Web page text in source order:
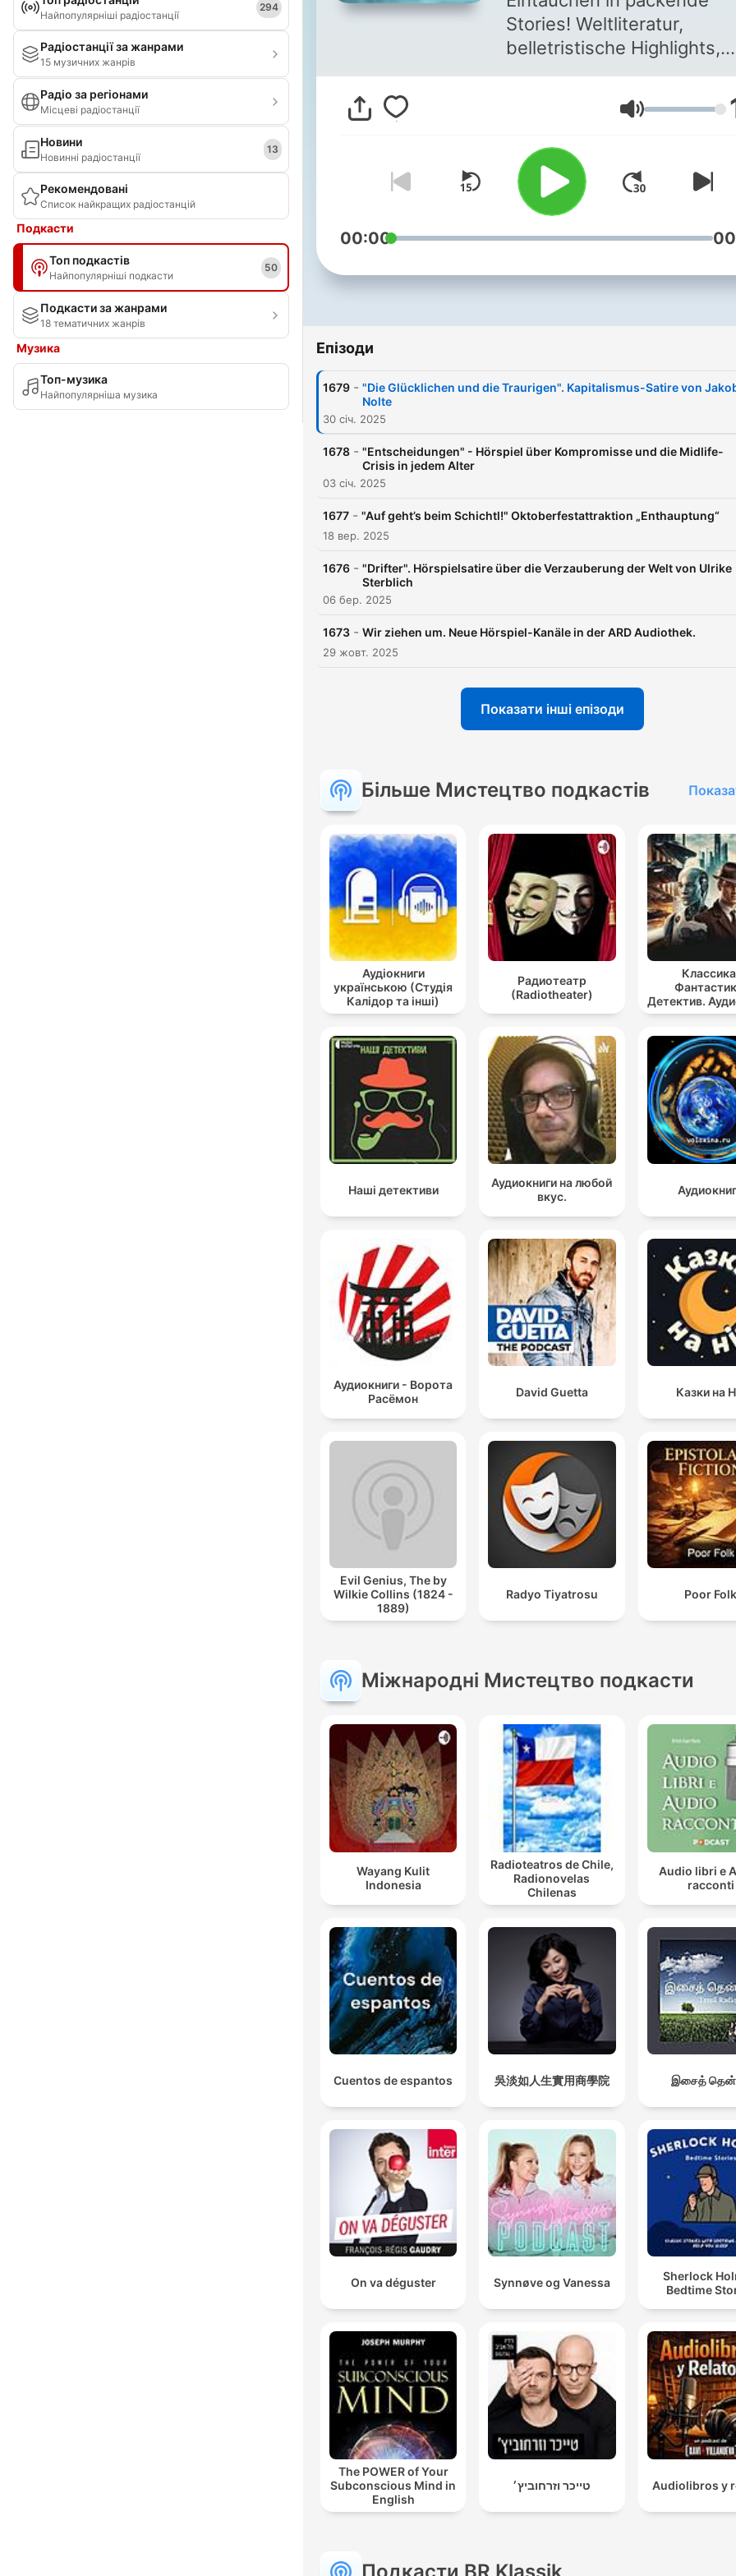
Найпопулярніші радіостанції
294
Радіостанції за жанрами
15 музичних жанрів
Радіо за регіонами
Місцеві радіостанції
Новини
Новинні радіостанції
13
Рекомендовані
Список найкращих радіостанцій
Подкасти
Топ подкастів
Найпопулярніші подкасти
50
Подкасти за жанрами
18 тематичних жанрів
Музика
Топ-музика
Найпопулярніша музика
Stories! Weltliteratur,
belletristische Highlights,
wegweisende
Gegenwartsromane und
Klassiker von morgen.
Mittwoch zuerst in ARD
Sounds. Für
Literaturbegeisterte und
Hörbuchfans. Große
Geschichten entdecken,
opulente Inszenierungen
und nichts verpassen!
Гучність
00:00
Епізоди
1679 - "Die Glücklichen und die Traurigen". Kapitalismus-Satire von
Nolte
30 січ. 2025
1678 - "Entscheidungen" - Hörspiel über Kompromisse und die Midlife-
Crisis in jedem Alter
03 січ. 2025
1677 - "Auf geht’s beim Schichtl!" Oktoberfestattraktion „Enthauptung“
18 вер. 2025
1676 - "Drifter". Hörspielsatire über die Verzauberung der Welt von Ulrike
Sterblich
06 бер. 2025
1673 - Wir ziehen um. Neue Hörspiel-Kanäle in der ARD Audiothek.
29 жовт. 2025
Показати інші епізоди
Більше Мистецтво подкастів
Аудіокниги
українською (Студія
Калідор та інші)
Радиотеатр
(Radiotheater)
Детектив.
Наші детективи
Аудиокниги на любой
вкус.
Аудиокниги - Ворота
Расёмон
David Guetta Казки на
Evil Genius, The by
Wilkie Collins (1824 -
1889)
Radyo Tiyatrosu Poor
Міжнародні Мистецтво подкасти
Wayang Kulit
Indonesia
Radioteatros de Chile,
Radionovelas
Chilenas
Audio libri e
racconti
Cuentos de espantos 吳淡如人生實用商學院 இசைத்
On va déguster Synnøve og Vanessa
Sherlock
Bedtime
The POWER of Your
Subconscious Mind in
English
טייכר וזרחוביץ׳ Audiolibros y
Подкасти BR Klassik